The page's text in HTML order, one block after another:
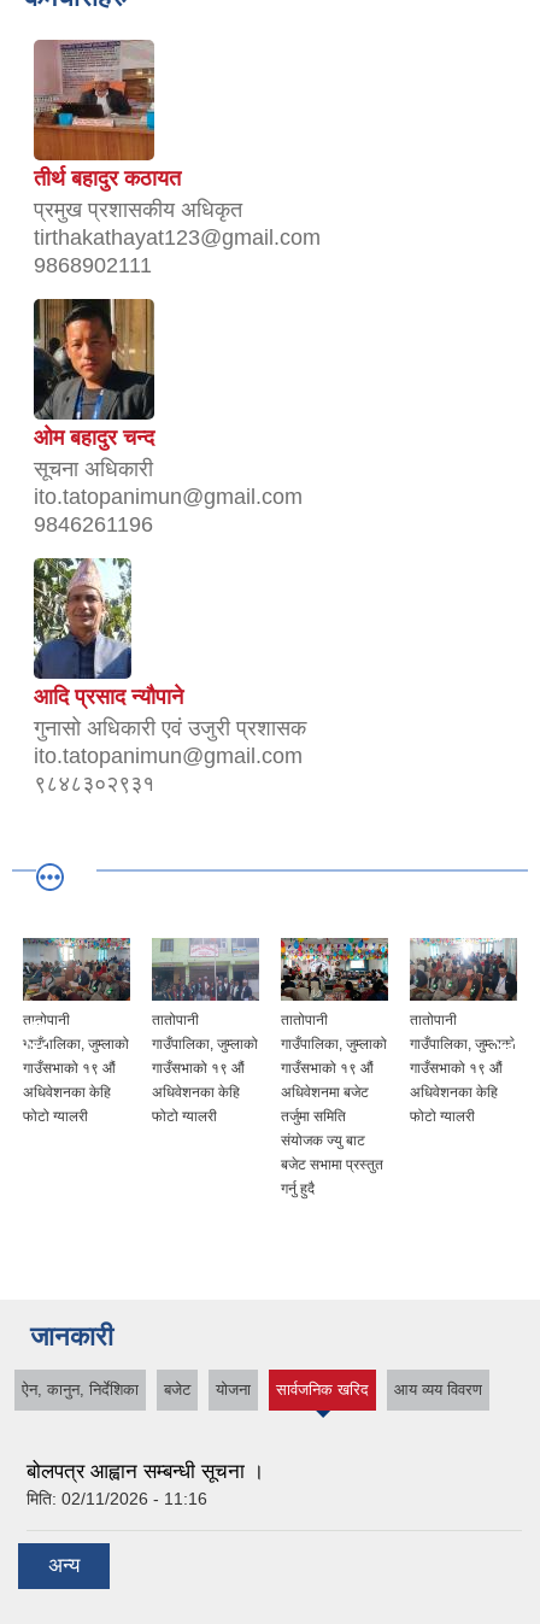
तीर्थ बहादुर कठायत
प्रमुख प्रशासकीय अधिकृत
tirthakathayat123@gmail.com
9868902111
ओम बहादुर चन्द
सूचना अधिकारी
ito.tatopanimun@gmail.com
9846261196
आदि प्रसाद न्यौपाने
गुनासो अधिकारी एवं उजुरी प्रशासक
ito.tatopanimun@gmail.com
९८४८३०२९३१
तातोपानी
गाउँपालिका, जुम्लाको
गाउँसभाको १९ औं
अधिवेशनका केहि
फोटो ग्यालरी
तातोपानी
गाउँपालिका, जुम्लाको
गाउँसभाको १९ औं
अधिवेशनका केहि
फोटो ग्यालरी
तातोपानी
गाउँपालिका, जुम्लाको
गाउँसभाको १९ औं
अधिवेशनमा बजेट
तर्जुमा समिति
संयोजक ज्यु बाट
बजेट सभामा प्रस्तुत
गर्नु हुदै
तातोपानी
गाउँपालिका, जुम्लाको
गाउँसभाको १९ औं
अधिवेशनका केहि
फोटो ग्यालरी
जानकारी
ऐन, कानुन, निर्देशिका बजेट योजना सार्वजनिक खरिद आय व्यय विवरण
बोलपत्र आह्वान सम्बन्धी सूचना ।
मिति: 02/11/2026 - 11:16
अन्य